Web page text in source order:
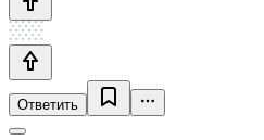
Ответить